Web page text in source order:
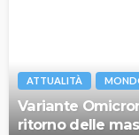
ATTUALITÀ
Variante
ritorno delle